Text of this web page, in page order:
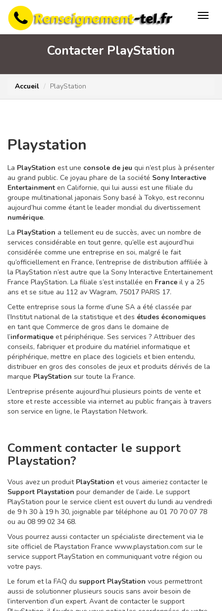
Contacter PlayStation
Accueil PlayStation
Playstation
La PlayStation est une console de jeu qui n’est plus à présenter
au grand public. Ce joyau phare de la société Sony Interactive
Entertainment en Californie, qui lui aussi est une filiale du
groupe multinational japonais Sony basé à Tokyo, est reconnu
aujourd’hui comme étant le leader mondial du divertissement
numérique.
La PlayStation a tellement eu de succès, avec un nombre de
services considérable en tout genre, qu’elle est aujourd’hui
considérée comme une entreprise en soi, malgré le fait
qu’officiellement en France, l’entreprise de distribution affiliée à
la PlayStation n’est autre que la Sony Interactive Entertainement
France PlayStation. La filiale s’est installée en France il y a 25
ans et se situe au 112 av Wagram, 75017 PARIS 17.
Cette entreprise sous la forme d’une SA a été classée par
l’Institut national de la statistique et des études économiques
en tant que Commerce de gros dans le domaine de
l’informatique et périphérique. Ses services ? Attribuer des
conseils, fabriquer et produire du matériel informatique et
périphérique, mettre en place des logiciels et bien entendu,
distribuer en gros des consoles de jeux et produits dérivés de la
marque PlayStation sur toute la France.
L’entreprise présente aujourd’hui plusieurs points de vente et
store et reste accessible via internet au public français à travers
son service en ligne, le Playstation Network.
Comment contacter le support
Playstation?
Vous avez un produit PlayStation et vous aimeriez contacter le
Support Playstation pour demander de l’aide. Le support
PlayStation pour le service client est ouvert du lundi au vendredi
de 9 h 30 à 19 h 30, joignable par téléphone au 01 70 70 07 78
ou au 08 99 02 34 68.
Vous pourrez aussi contacter un spécialiste directement via le
site officiel de Playstation France www.playstation.com sur le
service support PlayStation en communiquant votre région ou
votre pays.
Le forum et la FAQ du support PlayStation vous permettront
aussi de solutionner plusieurs soucis sans avoir besoin de
l’intervention d’un expert. Avant de contacter le support